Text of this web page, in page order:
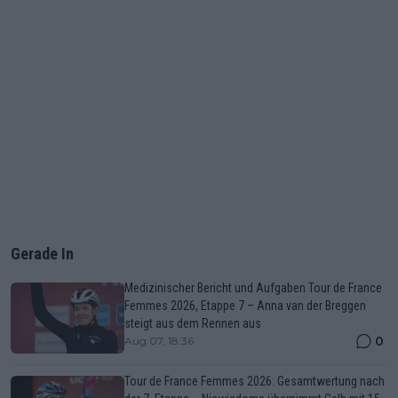
Gerade In
Medizinischer Bericht und Aufgaben Tour de France
Femmes 2026, Etappe 7 – Anna van der Breggen
steigt aus dem Rennen aus
Aug 07, 18:36 0
Tour de France Femmes 2026: Gesamtwertung nach